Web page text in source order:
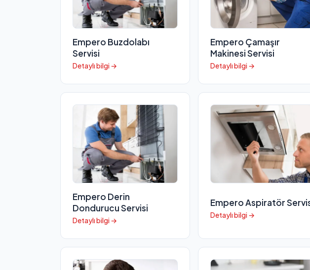
Empero Buzdolabı
Servisi
Detaylı bilgi →
Empero Çamaşır
Makinesi Servisi
Detaylı bilgi →
Empero Derin
Dondurucu Servisi
Detaylı bilgi →
Empero Aspiratör
Detaylı bilgi →